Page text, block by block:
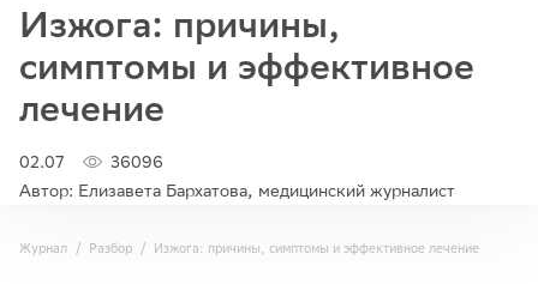
Изжога: причины,
симптомы и эффективное
лечение
02.07
36096
Автор: Елизавета Бархатова, медицинский журналист
Журнал Разбор Изжога: причины, симптомы и эффективное лечение